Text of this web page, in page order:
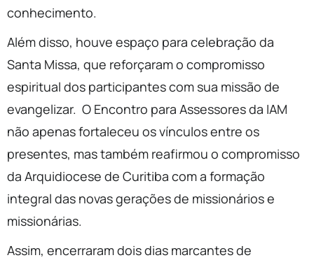
conhecimento.
Além disso, houve espaço para celebração da
Santa Missa, que reforçaram o compromisso
espiritual dos participantes com sua missão de
evangelizar. O Encontro para Assessores da IAM
não apenas fortaleceu os vínculos entre os
presentes, mas também reafirmou o compromisso
da Arquidiocese de Curitiba com a formação
integral das novas gerações de missionários e
missionárias.
Assim, encerraram dois dias marcantes de